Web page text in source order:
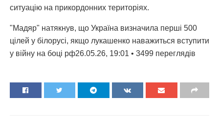
ситуацію на прикордонних територіях.
"Мадяр" натякнув, що Україна визначила перші 500
цілей у білорусі, якщо лукашенко наважиться вступити
у війну на боці рф26.05.26, 19:01 • 3499 переглядiв